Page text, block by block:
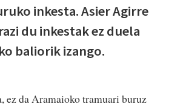
inkesta. Asier Agirre
du inkestak ez duela
baliorik izango.
ez da Aramaioko tramuari buruz